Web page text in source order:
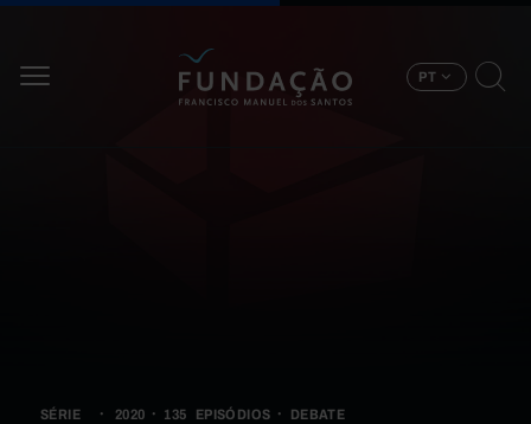
PT
SÉRIE 2020 135 EPISÓDIOS DEBATE